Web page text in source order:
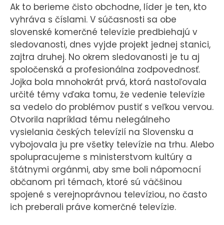
Ak to berieme čisto obchodne, líder je ten, kto
vyhráva s číslami. V súčasnosti sa obe
slovenské komerčné televízie predbiehajú v
sledovanosti, dnes vyjde projekt jednej stanici,
zajtra druhej. No okrem sledovanosti je tu aj
spoločenská a profesionálna zodpovednosť.
Jojka bola mnohokrát prvá, ktorá nastoľovala
určité témy vďaka tomu, že vedenie televízie
sa vedelo do problémov pustiť s veľkou vervou.
Otvorila napríklad tému nelegálneho
vysielania českých televízií na Slovensku a
vybojovala ju pre všetky televízie na trhu. Alebo
spolupracujeme s ministerstvom kultúry a
štátnymi orgánmi, aby sme boli nápomocní
občanom pri témach, ktoré sú väčšinou
spojené s verejnoprávnou televíziou, no často
ich preberali práve komerčné televízie.